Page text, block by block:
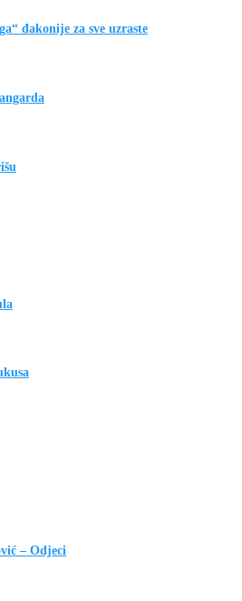
đakonije za sve uzraste
– Odjeci